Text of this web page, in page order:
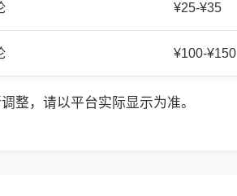
¥25-¥35
¥100-¥150
整，请以平台实际显示为准。